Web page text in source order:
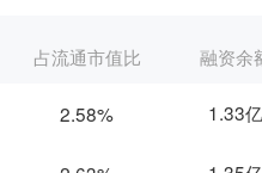
占流通市值比 融资余
2.58% 1.33亿